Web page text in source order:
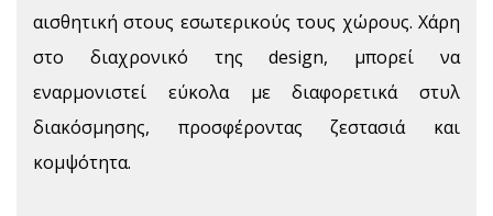
αισθητική στους εσωτερικούς τους χώρους. Χάρη
στο διαχρονικό της design, μπορεί να
εναρμονιστεί εύκολα με διαφορετικά στυλ
διακόσμησης, προσφέροντας ζεστασιά και
κομψότητα.